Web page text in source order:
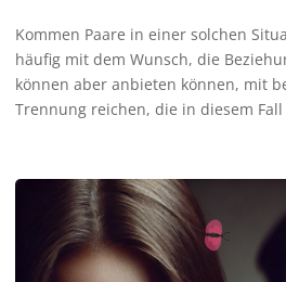
Kommen Paare in einer solchen
häufig mit dem Wunsch, die
können aber anbieten können, mit
Trennung reichen, die in diesem